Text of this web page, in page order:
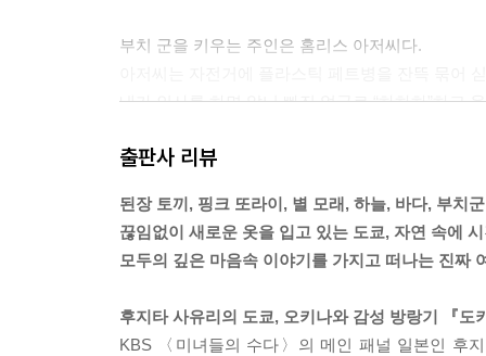
부치 군을 키우는 주인은 홈리스 아저씨다.
내가 인사를 하면 앞니 빠진 얼굴로 “하하하”하고
아저씨 뒤에서 나오려고 하지 않았다.
나는 속으로 ‘아저씨, 개를 그렇게 잡으면 동물애
내 앞에 끌려온 부치 군은 부끄러운 듯이 혀를 내밀
부치 군에게 인사를 하자 부치 군은 뭔가 말하고
부치 군은 나를 보고는 주눅 든 것처럼 머리를 푹
출판사 리뷰
된장 토끼, 핑크 또라이, 별 모래, 하늘, 바다, 부치
끊임없이 새로운 옷을 입고 있는 도쿄, 자연 속에
모두의 깊은 마음속 이야기를 가지고 떠나는 진짜
후지타 사유리의 도쿄, 오키나와 감성 방랑기 『도
KBS 〈미녀들의 수다〉의 메인 패널 일본인 후